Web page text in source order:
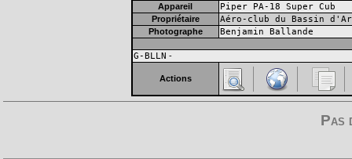
Appareil Piper PA-18 Super Cub
Propriétaire Aéro-club du Bassin
Photographe Benjamin Ballande
G-BLLN -
Actions
Pas